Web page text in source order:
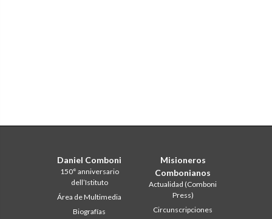
Daniel Comboni
150° anniversario
dell’Istituto
Área de Multimedia
Biografías
Misioneros
Combonianos
Actualidad (Comboni
Press)
Circunscripciones